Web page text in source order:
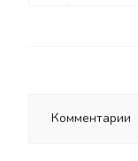
Комментарии